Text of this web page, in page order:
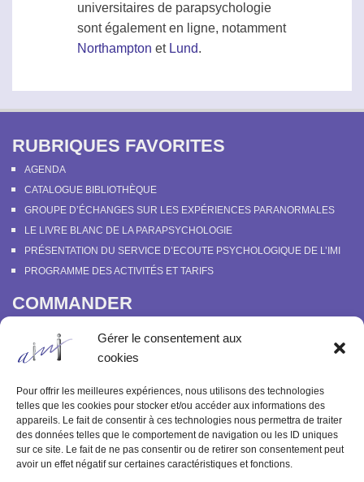
Gérer le consentement aux
cookies
Pour offrir les meilleures expériences, nous utilisons des technologies
telles que les cookies pour stocker et/ou accéder aux informations des
appareils. Le fait de consentir à ces technologies nous permettra de traiter
des données telles que le comportement de navigation ou les ID uniques
sur ce site. Le fait de ne pas consentir ou de retirer son consentement peut
avoir un effet négatif sur certaines caractéristiques et fonctions.
universitaires de parapsychologie
sont également en ligne, notamment
Northampton et Lund.
RUBRIQUES FAVORITES
AGENDA
CATALOGUE BIBLIOTHÈQUE
GROUPE D’ÉCHANGES SUR LES EXPÉRIENCES PARANORMALES
LE LIVRE BLANC DE LA PARAPSYCHOLOGIE
PRÉSENTATION DU SERVICE D’ECOUTE PSYCHOLOGIQUE DE L’IMI
PROGRAMME DES ACTIVITÉS ET TARIFS
COMMANDER
SOUTENIR L’INSTITUT MÉTAPSYCHIQUE
COMMANDER OU FEUILLETER “LE BULLETIN MÉTAPSYCHIQUE” ET
“MÉTAPSYCHIQUE”
ARCHIVES
ACTIVITÉS PASSÉES